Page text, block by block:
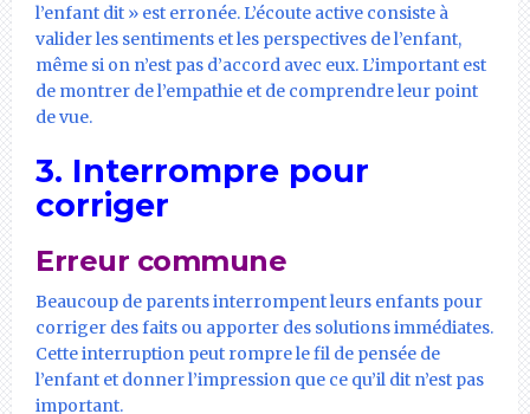
l’enfant dit » est erronée. L’écoute active consiste à
valider les sentiments et les perspectives de l’enfant,
même si on n’est pas d’accord avec eux. L’important est
de montrer de l’empathie et de comprendre leur point
de vue.
3. Interrompre pour
corriger
Erreur commune
Beaucoup de parents interrompent leurs enfants pour
corriger des faits ou apporter des solutions immédiates.
Cette interruption peut rompre le fil de pensée de
l’enfant et donner l’impression que ce qu’il dit n’est pas
important.